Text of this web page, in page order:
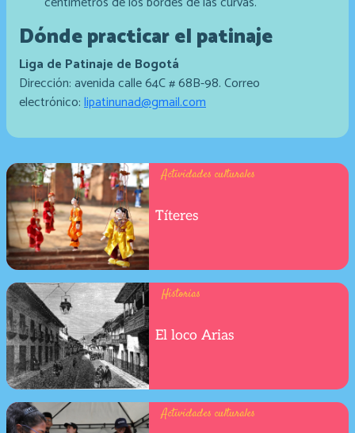
Dónde practicar el patinaje
Liga de Patinaje de Bogotá
Dirección: avenida calle 64C # 68B-98. Correo
electrónico:lipatinunad@gmail.com
Actividades culturales
Títeres
Historias
El loco Arias
Actividades culturales